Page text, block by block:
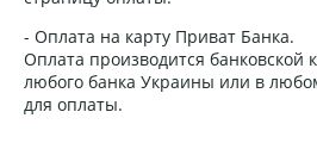
- Оплата на карту Приват Банка.
Оплата производится банковской
любого банка Украины или в
для оплаты.